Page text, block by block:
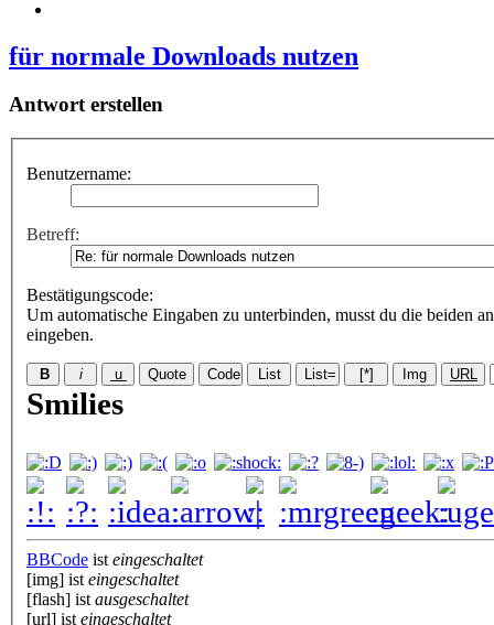
für normale Downloads nutzen
Antwort erstellen
Benutzername:
Betreff:
Bestätigungscode:
Um automatische Eingaben zu unterbinden, musst du die beiden
eingeben.
Smilies
BBCode ist eingeschaltet
[img] ist eingeschaltet
[flash] ist ausgeschaltet
[url] ist eingeschaltet